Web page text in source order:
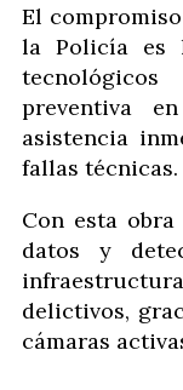
El
la Policía es
preventiva
asistencia
fallas técnicas.
Con esta
datos y
delictivos,
cámaras